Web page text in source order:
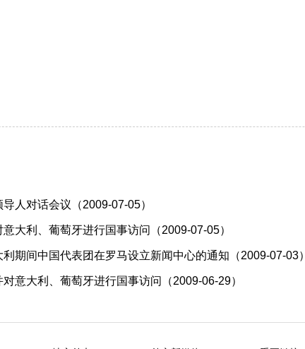
人对话会议（2009-07-05）
大利、葡萄牙进行国事访问（2009-07-05）
期间中国代表团在罗马设立新闻中心的通知（2009-07-03）
意大利、葡萄牙进行国事访问（2009-06-29）